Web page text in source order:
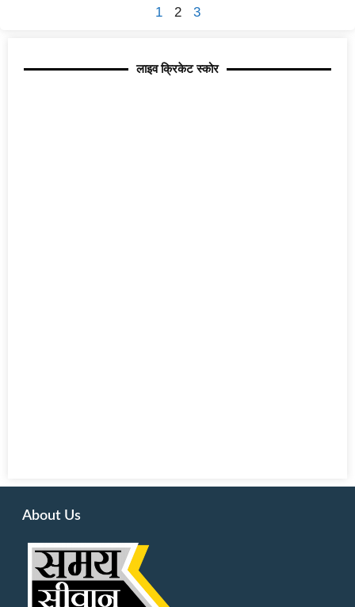
1 2 3
लाइव क्रिकेट स्कोर
About Us